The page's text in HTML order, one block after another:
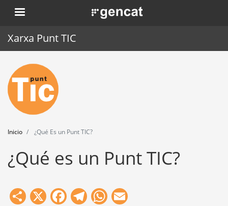
Pasar
al
. Obre en una nova finestra.
Xarxa Punt TIC
Inicio
Punt TIC
Actualidad
Agenda
Formación
Herramientas
Inicio ¿Qué Es un Punt TIC?
¿Qué es un Punt TIC?
Share
X Facebook
Telegram
WhatsApp